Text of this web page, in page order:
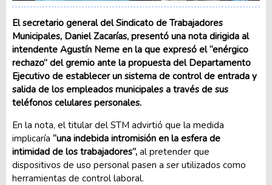
El secretario general del Sindicato de Trabajadores
Municipales, Daniel Zacarías, presentó una nota dirigida al
intendente Agustín Neme en la que expresó el “enérgico
rechazo” del gremio ante la propuesta del Departamento
Ejecutivo de establecer un sistema de control de entrada y
salida de los empleados municipales a través de sus
teléfonos celulares personales.
En la nota, el titular del STM advirtió que la medida
implicaría “una indebida intromisión en la esfera de
intimidad de los trabajadores”, al pretender que
dispositivos de uso personal pasen a ser utilizados como
herramientas de control laboral.